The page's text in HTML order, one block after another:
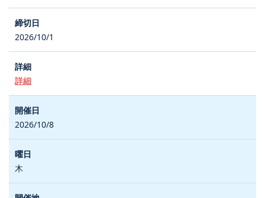
2026/10/1
詳細
2026/10/8
木